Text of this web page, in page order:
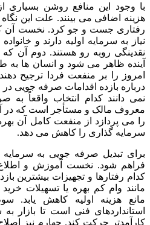
با وجود این منافع روشن بسیاری
هزینه اضافی می بینند. علت این نگاه
رفتاری جست و جو کرد. نخست آن
نیاز به سرمایه اولیه دارند و
نقدینگی روبه رو هستند. دوم آن که
آینده ظاهر می شود و انسان ها به
امروز را بر منفعت فردا ترجیح
درباره بازده اقدامات صرفه جویی
نمی دانند کدام انتخاب واقعاً
معروف مالک و مستأجر است که
را می پردازد از منفعت کامل آن
سرمایه گذاری را کاهش می دهد.
برای تبدیل صرفه جویی به
فراهم شود. نخست آموزش و اطلاع
کدام رفتارها و تجهیزات بیشترین
مانند وام کم بهره یا تسهیلات
مانع هزینه اولیه کاهش
استانداردهای فنی است تا بازار
کارآمدتر حرکت کند. چهارم نیز